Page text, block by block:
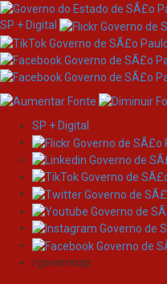
Skip
navigation
SP + Digital
SP + Digital
/governosp
Search
Search: